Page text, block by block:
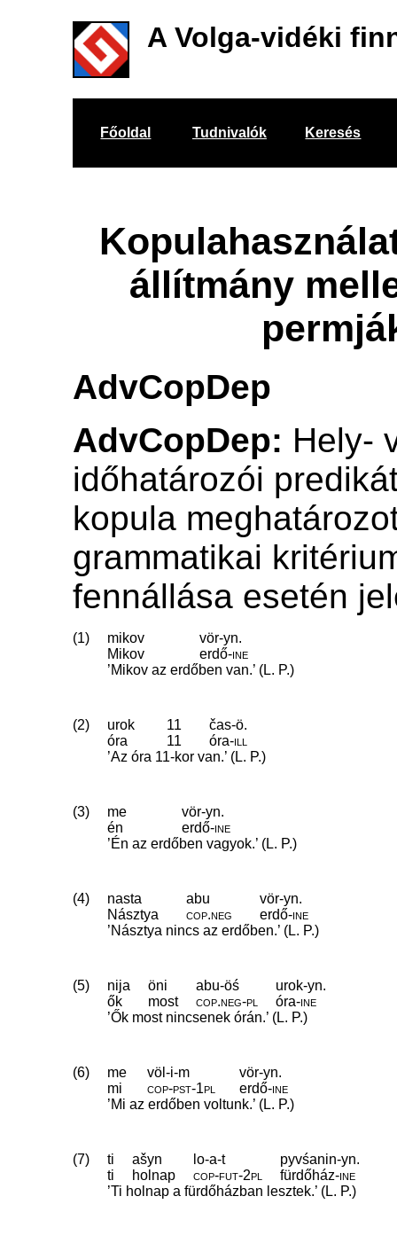
A Volga-vidéki
Főoldal Tudnivalók Keresés
állítmány
AdvCopDep
AdvCopDep: Hely-
időhatározói
kopula
grammatikai
fennállása esetén
(1) mikov
vör-yn.
Mikov
erdő‑ine
’Mikov az erdőben van.’ (L. P.)
(2) urok 11
čas-ö.
óra
11 óra‑ill
’Az óra 11-kor van.’ (L. P.)
(3) me
vör-yn.
én
erdő‑ine
’Én az erdőben vagyok.’ (L. P.)
(4) nasta abu
vör-yn.
Násztya
cop.neg erdő‑ine
’Násztya nincs az erdőben.’ (L. P.)
(5) nija öni abu-öś
urok-yn.
ők
most cop.neg‑pl óra‑ine
’Ők most nincsenek órán.’ (L. P.)
(6) me völ-i-m
vör-yn.
mi
cop‑pst‑1pl erdő‑ine
’Mi az erdőben voltunk.’ (L. P.)
(7) ti ašyn lo-a-t
pyvśanin-yn.
ti
holnap cop‑fut‑2pl fürdőház‑ine
’Ti holnap a fürdőházban lesztek.’ (L. P.)